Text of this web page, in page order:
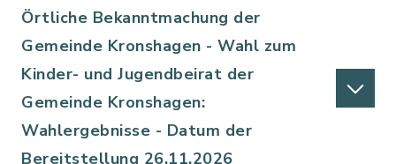
Örtliche Bekanntmachung der
Gemeinde Kronshagen - Wahl zum
Kinder- und Jugendbeirat der
Gemeinde Kronshagen:
Wahlergebnisse - Datum der
Bereitstellung 26.11.2026